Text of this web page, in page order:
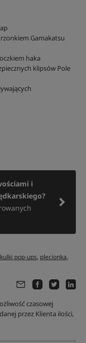
Gamakatsu
haka
klipsów Pole
i
kulki pop-ups, plecionka,
czasowej
przez Klienta ilości,